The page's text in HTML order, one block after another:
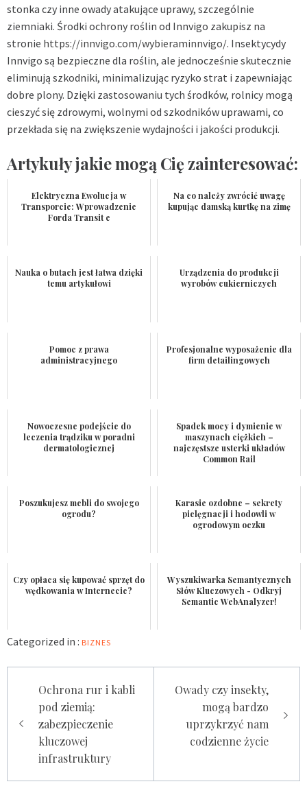
stonka czy inne owady atakujące uprawy, szczególnie
ziemniaki. Środki ochrony roślin od Innvigo zakupisz na
stronie https://innvigo.com/wybieraminnvigo/. Insektycydy
Innvigo są bezpieczne dla roślin, ale jednocześnie skutecznie
eliminują szkodniki, minimalizując ryzyko strat i zapewniając
dobre plony. Dzięki zastosowaniu tych środków, rolnicy mogą
cieszyć się zdrowymi, wolnymi od szkodników uprawami, co
przekłada się na zwiększenie wydajności i jakości produkcji.
Artykuły jakie mogą Cię zainteresować:
Elektryczna Ewolucja w
Transporcie: Wprowadzenie
Forda Transit e
Na co należy zwrócić uwagę
kupując damską kurtkę na zimę
Nauka o butach jest łatwa dzięki
temu artykułowi
Urządzenia do produkcji
wyrobów cukierniczych
Pomoc z prawa
administracyjnego
Profesjonalne wyposażenie dla
firm detailingowych
Nowoczesne podejście do
leczenia trądziku w poradni
dermatologicznej
Spadek mocy i dymienie w
maszynach ciężkich –
najczęstsze usterki układów
Common Rail
Poszukujesz mebli do swojego
ogrodu?
Karasie ozdobne – sekrety
pielęgnacji i hodowli w
ogrodowym oczku
Czy opłaca się kupować sprzęt do
wędkowania w Internecie?
Wyszukiwarka Semantycznych
Słów Kluczowych - Odkryj
Semantic WebAnalyzer!
Categorized in : BIZNES
wpisuOchrona rur i kabli
pod ziemią:
zabezpieczenie
kluczowej
infrastruktury
Owady czy insekty,
mogą bardzo
uprzykrzyć nam
codzienne życie